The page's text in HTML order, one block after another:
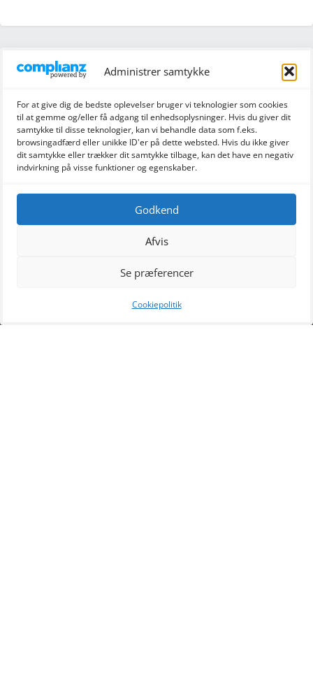
Administrer samtykke
For at give dig de bedste oplevelser bruger vi teknologier som cookies
til at gemme og/eller få adgang til enhedsoplysninger. Hvis du giver dit
samtykke til disse teknologier, kan vi behandle data som f.eks.
browsingadfærd eller unikke ID'er på dette websted. Hvis du ikke giver
dit samtykke eller trækker dit samtykke tilbage, kan det have en negativ
indvirkning på visse funktioner og egenskaber.
Godkend
Afvis
Se præferencer
Cookiepolitik
Vil du se mere af vores arbejde?
Følg med på vores Facebookprofil, hvor vi ofte poster billeder af
vores spændende arbejdsopgaver.